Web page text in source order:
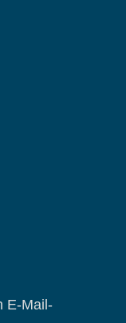
E-Mail-